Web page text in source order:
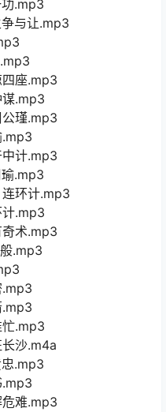
.mp3
与让.mp3
座.mp3
.mp3
瑾.mp3
.mp3
计.mp3
.mp3
环计.mp3
.mp3
术.mp3
.mp3
.mp3
.mp3
.mp3
沙.m4a
.mp3
.mp3
难.mp3